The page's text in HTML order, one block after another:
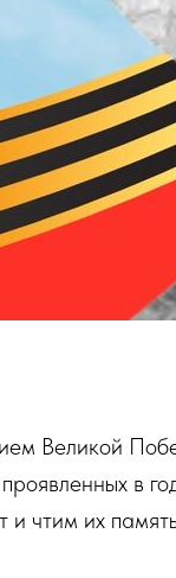
Великой
в
чтим их